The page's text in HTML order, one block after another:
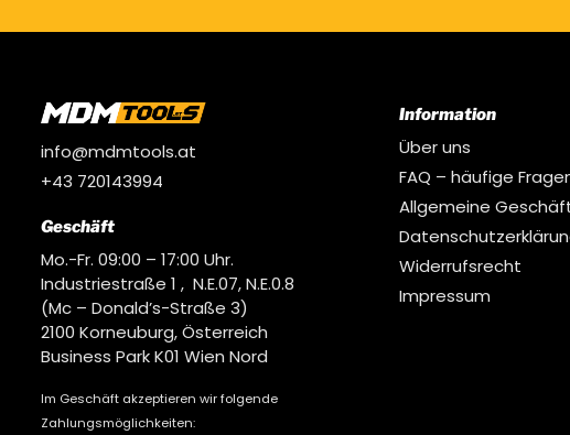
info@mdmtools.at
+43 720143994
Geschäft
Mo.-Fr. 09:00 – 17:00 Uhr.
Industriestraße 1 , N.E.07, N.E.0.8
(Mc – Donald’s-Straße 3)
2100 Korneuburg, Österreich
Business Park K01 Wien Nord
Im Geschäft akzeptieren wir folgende
Zahlungsmöglichkeiten:
Information
Über uns
FAQ – häufige
Allgemeine
Widerrufsrecht
Impressum